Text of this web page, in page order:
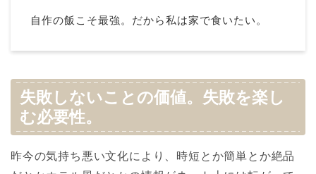
自作の飯こそ最強。だから私は家で食いたい。
失敗しないことの価値。失敗を楽し
む必要性。
昨今の気持ち悪い文化により、時短とか簡単とか絶品